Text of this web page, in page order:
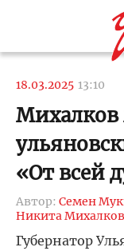
18.03.2025 13:10
Михалков
«От всей
Автор: Семен
Никита Михалков
Губернатор